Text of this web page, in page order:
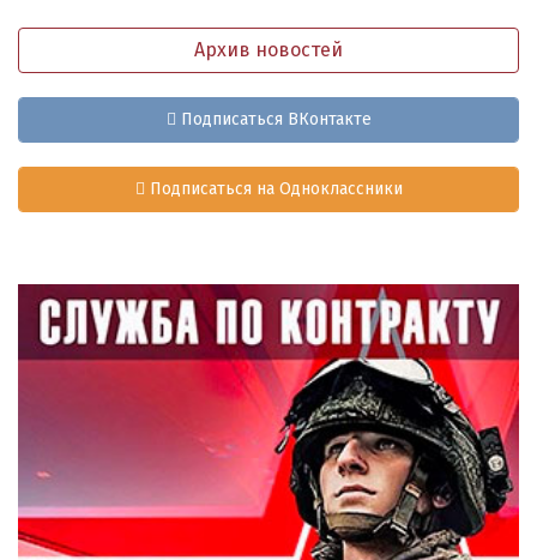
Архив новостей
Подписаться ВКонтакте
Подписаться на Одноклассники